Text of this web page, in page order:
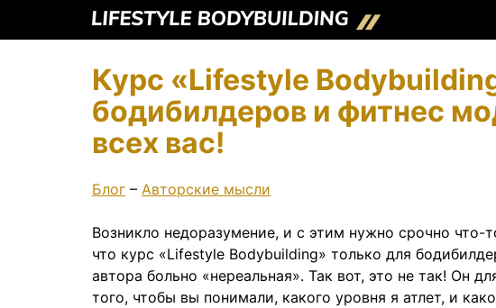
Курс «Lifestyle
бодибилдеров и фитнес
всех вас!
Блог – Авторские мысли
Возникло недоразумение, и с этим нужно срочно что-
что курс «Lifestyle Bodybuilding» только для
автора больно «нереальная». Так вот, это не так! Он
того, чтобы вы понимали, какого уровня я атлет, и